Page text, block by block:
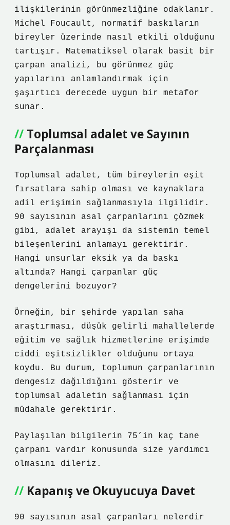
ilişkilerinin görünmezliğine odaklanır.
Michel Foucault, normatif baskıların
bireyler üzerinde nasıl etkili olduğunu
tartışır. Matematiksel olarak basit bir
çarpan analizi, bu görünmez güç
yapılarını anlamlandırmak için
şaşırtıcı derecede uygun bir metafor
sunar.
Toplumsal adalet ve Sayının
Parçalanması
Toplumsal adalet, tüm bireylerin eşit
fırsatlara sahip olması ve kaynaklara
adil erişimin sağlanmasıyla ilgilidir.
90 sayısının asal çarpanlarını çözmek
gibi, adalet arayışı da sistemin temel
bileşenlerini anlamayı gerektirir.
Hangi unsurlar eksik ya da baskı
altında? Hangi çarpanlar güç
dengelerini bozuyor?
Örneğin, bir şehirde yapılan saha
araştırması, düşük gelirli mahallelerde
eğitim ve sağlık hizmetlerine erişimde
ciddi eşitsizlikler olduğunu ortaya
koydu. Bu durum, toplumun çarpanlarının
dengesiz dağıldığını gösterir ve
toplumsal adaletin sağlanması için
müdahale gerektirir.
Paylaşılan bilgilerin 75’in kaç tane
çarpanı vardır konusunda size yardımcı
olmasını dileriz.
Kapanış ve Okuyucuya Davet
90 sayısının asal çarpanları nelerdir